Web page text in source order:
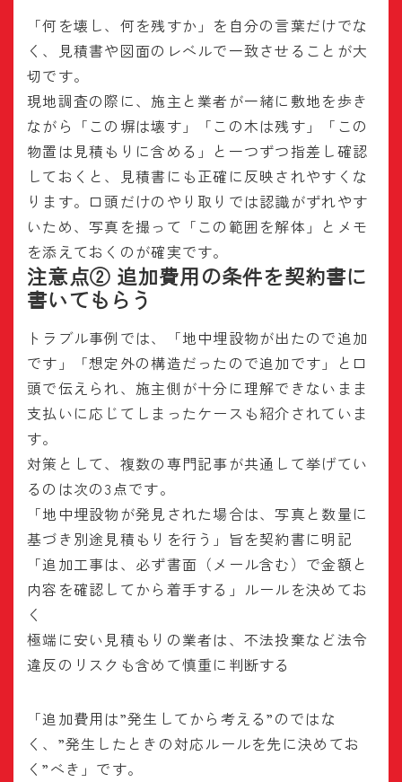
「何を壊し、何を残すか」を自分の言葉だけでな
く、見積書や図面のレベルで一致させることが大
切です。
現地調査の際に、施主と業者が一緒に敷地を歩き
ながら「この塀は壊す」「この木は残す」「この
物置は見積もりに含める」と一つずつ指差し確認
しておくと、見積書にも正確に反映されやすくな
ります。口頭だけのやり取りでは認識がずれやす
いため、写真を撮って「この範囲を解体」とメモ
を添えておくのが確実です。
注意点② 追加費用の条件を契約書に
書いてもらう
トラブル事例では、「地中埋設物が出たので追加
です」「想定外の構造だったので追加です」と口
頭で伝えられ、施主側が十分に理解できないまま
支払いに応じてしまったケースも紹介されていま
す。
対策として、複数の専門記事が共通して挙げてい
るのは次の3点です。
「地中埋設物が発見された場合は、写真と数量に
基づき別途見積もりを行う」旨を契約書に明記
「追加工事は、必ず書面（メール含む）で金額と
内容を確認してから着手する」ルールを決めてお
く
極端に安い見積もりの業者は、不法投棄など法令
違反のリスクも含めて慎重に判断する
「追加費用は”発生してから考える”のではな
く、”発生したときの対応ルールを先に決めてお
く”べき」です。